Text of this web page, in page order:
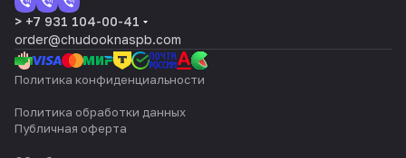
> +7 931 104-00-41
order@chudooknaspb.com
Политика конфиденциальности
Политика обработки данных
Публичная оферта